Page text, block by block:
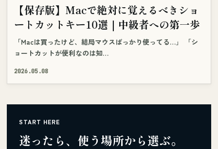
【保存版】Macで絶対に覚えるべきショ
ートカットキー10選｜中級者への第一歩
「Macは買ったけど、結局マウスばっかり使ってる…」 「シ
ョートカットが便利なのは知…
2026.05.08
START HERE
迷ったら、使う場所から選ぶ。